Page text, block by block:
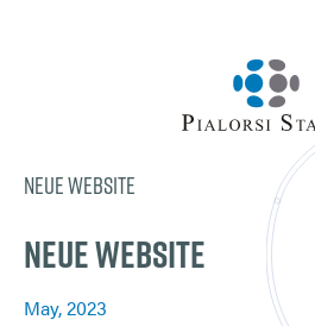
Neue Website
Neue Website
May, 2023